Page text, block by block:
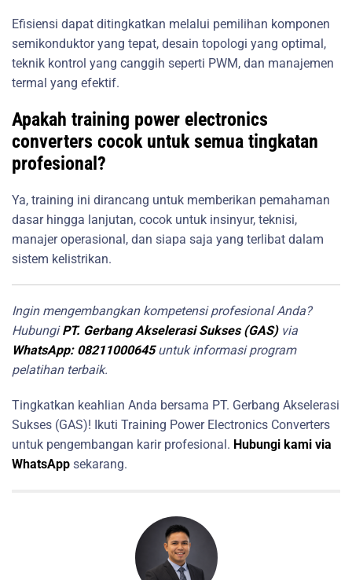
Efisiensi dapat ditingkatkan melalui pemilihan komponen
semikonduktor yang tepat, desain topologi yang optimal,
teknik kontrol yang canggih seperti PWM, dan manajemen
termal yang efektif.
Apakah training power electronics
converters cocok untuk semua tingkatan
profesional?
Ya, training ini dirancang untuk memberikan pemahaman
dasar hingga lanjutan, cocok untuk insinyur, teknisi,
manajer operasional, dan siapa saja yang terlibat dalam
sistem kelistrikan.
Ingin mengembangkan kompetensi profesional Anda?
HubungiPT. Gerbang Akselerasi Sukses (GAS)via
WhatsApp: 08211000645untuk informasi program
pelatihan terbaik.
Tingkatkan keahlian Anda bersama PT. Gerbang Akselerasi
Sukses (GAS)! Ikuti Training Power Electronics Converters
untuk pengembangan karir profesional. Hubungi kami via
WhatsApp sekarang.